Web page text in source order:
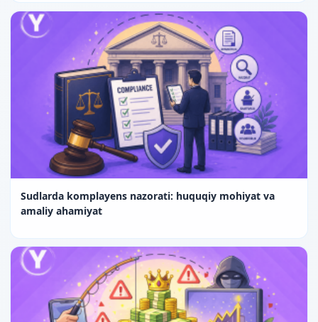
Sudlarda komplayens nazorati: huquqiy mohiyat va
amaliy ahamiyat